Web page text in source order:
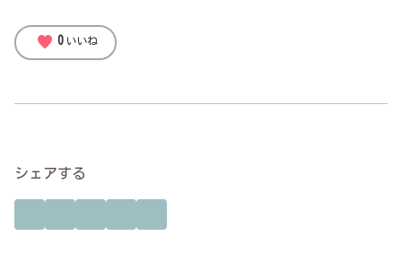
favorite 0 いいね
シェアする